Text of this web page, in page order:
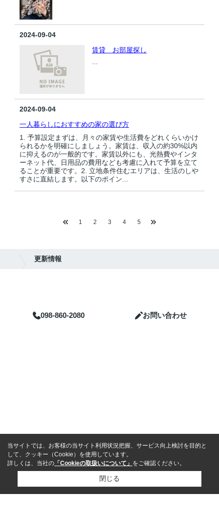
2024-09-04
賃貸 お部屋探し
2024-09-04
一人暮らしにおすすめの家の選び方
1. 予算設定まずは、月々の家賃や生活費をどれくらいかけ
られるかを明確にしましょう。家賃は、収入の約30%以内
に抑えるのが一般的です。家賃以外にも、光熱費やインタ
ーネット代、日用品の費用なども考慮に入れて予算を立て
ることが重要です。2. 立地条件住むエリアは、生活のしや
すさに直結します。以下のポイン...
1 2 3 4 5
更新情報
098-860-2080 お問い合わせ
当サイトでは、お客様の当サイト利用状況把握、サービス向上検討を目的と
して、クッキー（Cookie）を使用しています。
詳しくは、当社の 「Cookieの取扱いについて」 をご確認ください。
閉じる